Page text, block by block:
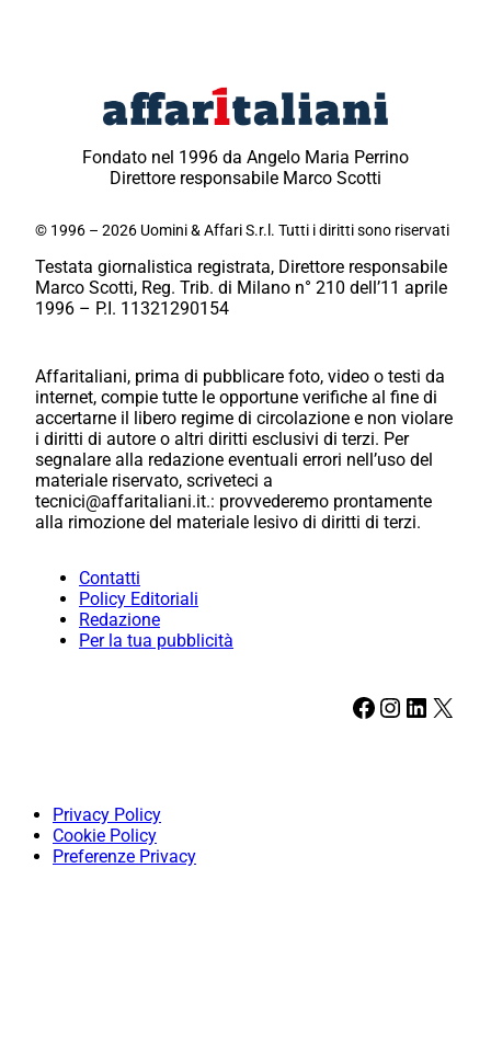
Fondato nel 1996 da Angelo Maria Perrino
Direttore responsabile Marco Scotti
© 1996 – 2026 Uomini & Affari S.r.l. Tutti i diritti sono riservati
Testata giornalistica registrata, Direttore responsabile
Marco Scotti, Reg. Trib. di Milano n° 210 dell’11 aprile
1996 – P.I. 11321290154
Affaritaliani, prima di pubblicare foto, video o testi da
internet, compie tutte le opportune verifiche al fine di
accertarne il libero regime di circolazione e non violare
i diritti di autore o altri diritti esclusivi di terzi. Per
segnalare alla redazione eventuali errori nell’uso del
materiale riservato, scriveteci a
tecnici@affaritaliani.it.: provvederemo prontamente
alla rimozione del materiale lesivo di diritti di terzi.
Contatti
Policy Editoriali
Redazione
Per la tua pubblicità
Facebook Instagram LinkedIn X
Privacy Policy
Cookie Policy
Preferenze Privacy